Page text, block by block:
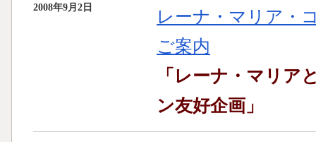
2008年9月2日
レーナ・マリア・
ご案内
「レーナ・マリア
ン友好企画」